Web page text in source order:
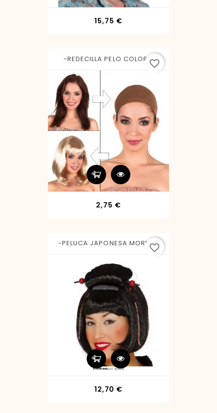
15,75 €Precio
-REDECILLA PELO COLOR...
2,75 €Precio
favorite_border
-PELUCA JAPONESA MORENA
12,70 €
favorite_border